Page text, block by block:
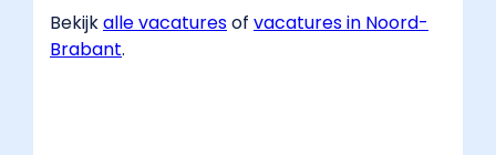
Bekijkalle vacatures​ of vacatures in Noord-
Brabant​.